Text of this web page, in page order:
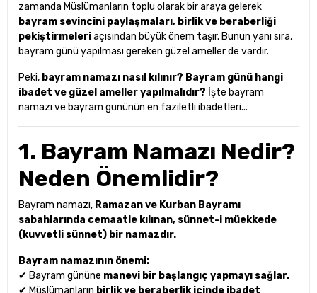
zamanda Müslümanların toplu olarak bir araya gelerek
bayram sevincini paylaşmaları, birlik ve beraberliği
pekiştirmeleriaçısından büyük önem taşır. Bunun yanı sıra,
bayram günü yapılması gereken güzel ameller de vardır.
Peki, bayram namazı nasıl kılınır? Bayram günü hangi
ibadet ve güzel ameller yapılmalıdır? İşte bayram
namazı ve bayram gününün en faziletli ibadetleri...
1. Bayram Namazı Nedir?
Neden Önemlidir?
Bayram namazı, Ramazan ve Kurban Bayramı
sabahlarında cemaatle kılınan, sünnet-i müekkede
(kuvvetli sünnet) bir namazdır.
Bayram namazının önemi:
✔ Bayram gününe manevi bir başlangıç yapmayı sağlar.
✔ Müslümanların birlik ve beraberlik içinde ibadet